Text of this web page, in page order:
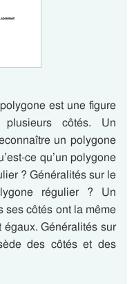
est une figure
côtés. Un
un polygone
ce qu’un polygone
? Généralités sur le
régulier ? Un
ses côtés ont la même
Généralités sur
des côtés et des